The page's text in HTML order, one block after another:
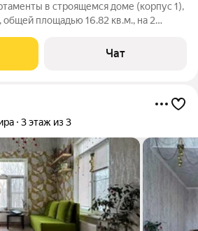
в строящемся доме (корпус 1),
общей площадью 16.82 кв.м., на 2
Московская область, центр
Чат
3 этаж из 3